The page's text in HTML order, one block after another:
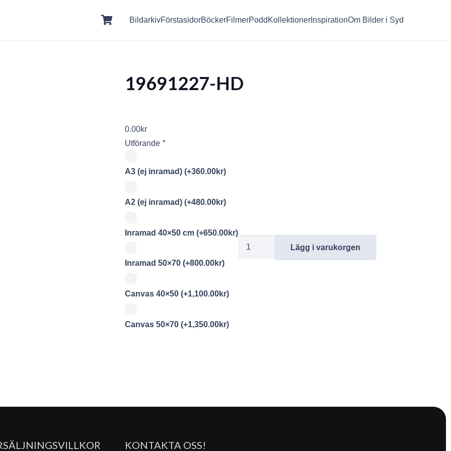
BildarkivFörstasidorBöckerFilmerPodd Kollektioner InspirationOm Bilder i Syd
19691227-HD
0.00kr
Utförande *
A3 (ej inramad) (+360.00kr)
A2 (ej inramad) (+480.00kr)
Inramad 40×50 cm (+650.00kr)
Inramad 50×70 (+800.00kr)
Canvas 40×50 (+1,100.00kr)
Canvas 50×70 (+1,350.00kr)
Lägg i varukorgen
KONTAKTA OSS!